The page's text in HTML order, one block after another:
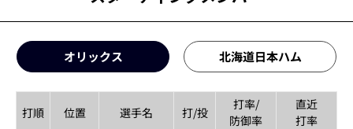
オリックス 北海道日本ハム
打順 位置 選手名 打/投
打率/
防御率
直近
打率